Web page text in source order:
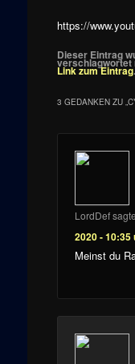
https://
Dieser Eintrag
Link zum Eintrag.
3 GEDANKEN ZU „
LordDef
2020 - 10:35
Meinst du